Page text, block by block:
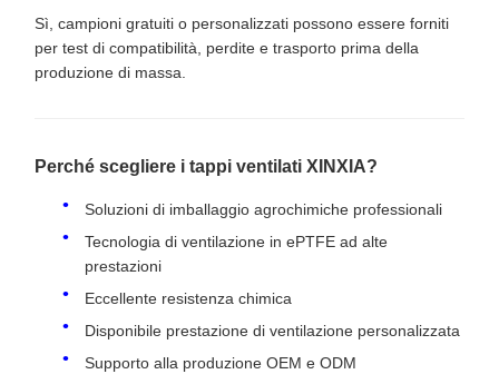
Sì, campioni gratuiti o personalizzati possono essere forniti
per test di compatibilità, perdite e trasporto prima della
produzione di massa.
Perché scegliere i tappi ventilati XINXIA?
Soluzioni di imballaggio agrochimiche professionali
Tecnologia di ventilazione in ePTFE ad alte
prestazioni
Eccellente resistenza chimica
Disponibile prestazione di ventilazione personalizzata
Supporto alla produzione OEM e ODM